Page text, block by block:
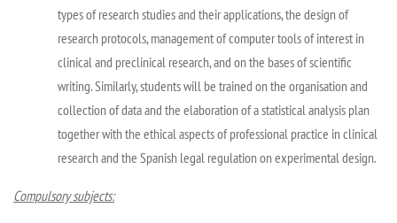
types of research studies and their applications, the design of
research protocols, management of computer tools of interest in
clinical and preclinical research, and on the bases of scientific
writing. Similarly, students will be trained on the organisation and
collection of data and the elaboration of a statistical analysis plan
together with the ethical aspects of professional practice in clinical
research and the Spanish legal regulation on experimental design.
Compulsory subjects: